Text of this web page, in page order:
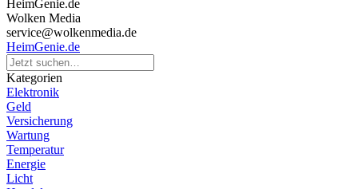
HeimGenie.de
Wolken Media
service@wolkenmedia.de
HeimGenie.de
Kategorien
Elektronik
Geld
Versicherung
Wartung
Temperatur
Energie
Licht